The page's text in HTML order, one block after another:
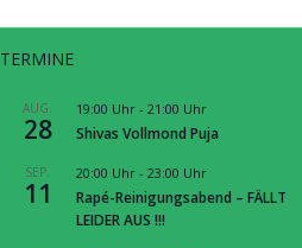
TERMINE
AUG.
28
19:00 Uhr- 21:00 Uhr
Shivas Vollmond Puja
SEP.
11
20:00 Uhr- 23:00 Uhr
Rapé-Reinigungsabend – FÄLLT
LEIDER AUS !!!